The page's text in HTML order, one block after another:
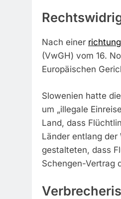
Nach einer
(VwGH) vom 16.
Europäischen
Slowenien hatte
um „illegale
Land, dass
Länder entlang
gestalteten, dass
Schengen-Vertrag